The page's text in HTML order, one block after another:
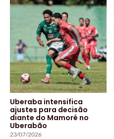
Uberaba intensifica
ajustes para decisão
diante do Mamoré no
Uberabão
23/07/2026